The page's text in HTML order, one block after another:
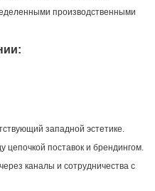
производственными
западной эстетике.
цепочкой поставок и брендингом.
каналы и сотрудничества с